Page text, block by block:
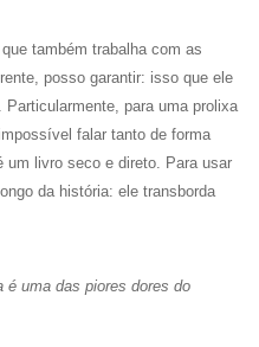
também trabalha com as
posso garantir: isso que ele
para uma prolixa
falar tanto de forma
um livro seco e direto. Para usar
da história: ele transborda
é uma das piores dores do